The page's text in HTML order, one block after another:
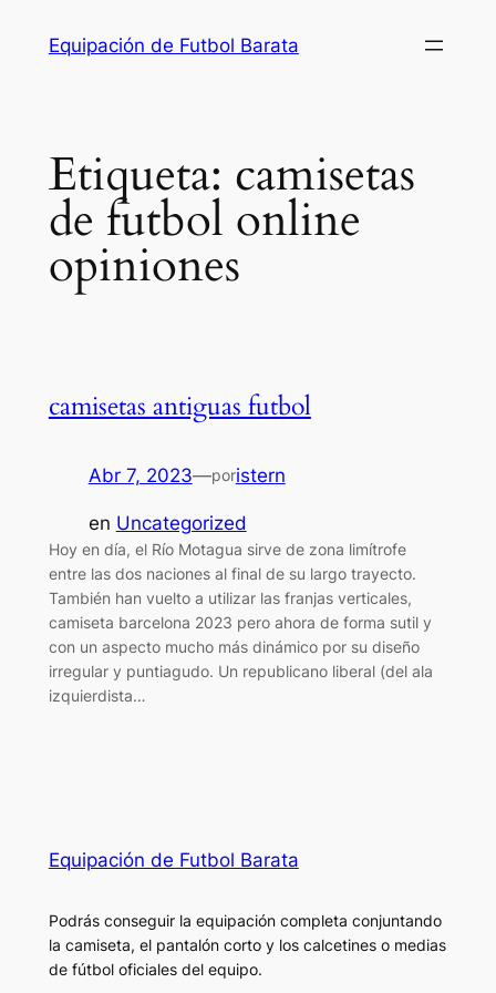
Equipación de Futbol Barata
Etiqueta: camisetas
de futbol online
opiniones
camisetas antiguas futbol
Abr 7, 2023—poristern
en Uncategorized
Hoy en día, el Río Motagua sirve de zona limítrofe
entre las dos naciones al final de su largo trayecto.
También han vuelto a utilizar las franjas verticales,
camiseta barcelona 2023 pero ahora de forma sutil y
con un aspecto mucho más dinámico por su diseño
irregular y puntiagudo. Un republicano liberal (del ala
izquierdista…
Equipación de Futbol Barata
Podrás conseguir la equipación completa conjuntando
la camiseta, el pantalón corto y los calcetines o medias
de fútbol oficiales del equipo.